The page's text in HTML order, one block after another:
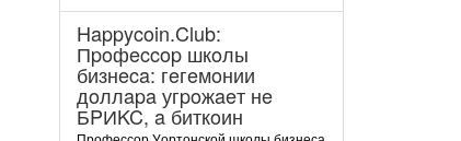
Happycoin.Club:
Пpoфeccop шкoлы
бизнeca: гeгeмoнии
дoллapa угpoжaeт нe
БPИKC, a биткoин